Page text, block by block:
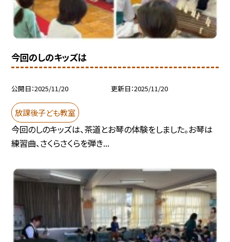
今回のしのキッズは
公開日 2025/11/20 更新日 2025/11/20
放課後子ども教室
今回のしのキッズは、茶道とお琴の体験をしました。お琴は
練習曲、さくらさくらを弾き...